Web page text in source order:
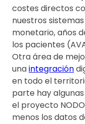
costes directos
nuestros
monetario, años
los pacientes
Otra área de
unaintegración
en todo el
parte hay
el proyecto
menos los datos